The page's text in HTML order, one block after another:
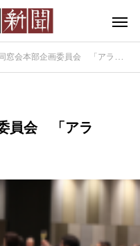
部企画委員会 「アラKWAN同窓の集い」開催
員会 「アラ